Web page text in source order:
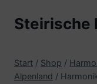
InhaltSteirische
Start / Shop /
Alpenland /